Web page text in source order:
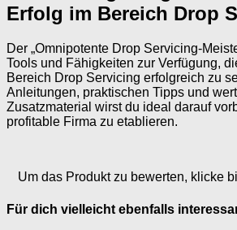
Erfolg im Bereich Drop
Der „Omnipotente Drop Servicing-
Tools und Fähigkeiten zur Verfügung,
Bereich Drop Servicing erfolgreich zu
Anleitungen, praktischen Tipps und
Zusatzmaterial wirst du ideal darauf
profitable Firma zu etablieren.
Um das Produkt zu bewerten, klicke
Für dich vielleicht ebenfalls